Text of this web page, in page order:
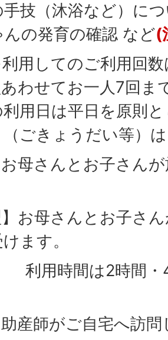
技（沐浴など）に
んの発育の確認 など(
用してのご利用回
わせてお一人7回ま
用日は平日を原則
ごきょうだい等）
お母さんとお子さん
】お母さんとお子さ
ます。
は2時間・4時
助産師がご自宅へ訪